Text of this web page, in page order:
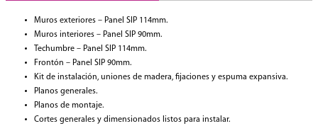
Muros exteriores – Panel SIP 114mm.
Muros interiores – Panel SIP 90mm.
Techumbre – Panel SIP 114mm.
Frontón – Panel SIP 90mm.
Kit de instalación, uniones de madera, fijaciones y espuma expansiva.
Planos generales.
Planos de montaje.
Cortes generales y dimensionados listos para instalar.